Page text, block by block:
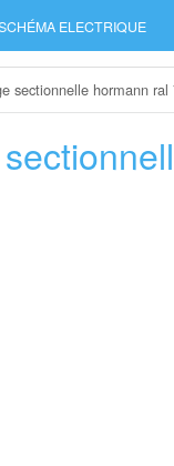
ELECTRIQUE
sectionnelle hormann ral